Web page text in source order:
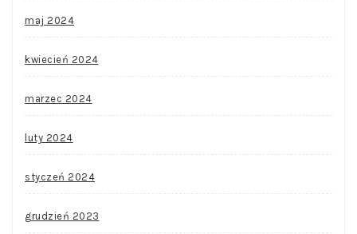
maj 2024
kwiecień 2024
marzec 2024
luty 2024
styczeń 2024
grudzień 2023